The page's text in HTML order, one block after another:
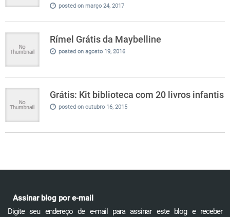
posted on março 24, 2017
Rímel Grátis da Maybelline
posted on agosto 19, 2016
Grátis: Kit biblioteca com 20 livros infantis
posted on outubro 16, 2015
Assinar blog por e-mail
Digite seu endereço de e-mail para assinar este blog e receber